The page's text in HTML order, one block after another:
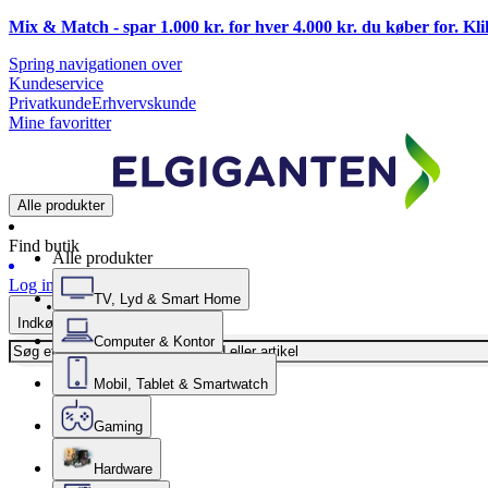
Mix & Match - spar 1.000 kr. for hver 4.000 kr. du køber for.
Spring navigationen over
Kundeservice
PrivatkundeErhvervskunde
Mine favoritter
Alle produkter
Find butik
Log ind
Indkøbskurv
Alle produkter
TV, Lyd & Smart Home
Computer & Kontor
Mobil, Tablet & Smartwatch
Gaming
Hardware